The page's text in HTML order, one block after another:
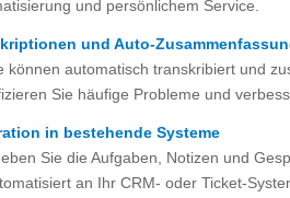
und persönlichem Service.
und Auto-
können automatisch transkribiert und
Sie häufige Probleme und
in bestehende Systeme
Sie die Aufgaben, Notizen und
an Ihr CRM- oder Ticket-